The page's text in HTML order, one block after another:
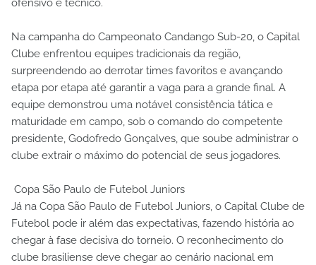
ofensivo e técnico.
Na campanha do Campeonato Candango Sub-20, o Capital
Clube enfrentou equipes tradicionais da região,
surpreendendo ao derrotar times favoritos e avançando
etapa por etapa até garantir a vaga para a grande final. A
equipe demonstrou uma notável consistência tática e
maturidade em campo, sob o comando do competente
presidente, Godofredo Gonçalves, que soube administrar o
clube extrair o máximo do potencial de seus jogadores.
Copa São Paulo de Futebol Juniors
Já na Copa São Paulo de Futebol Juniors, o Capital Clube de
Futebol pode ir além das expectativas, fazendo história ao
chegar à fase decisiva do torneio. O reconhecimento do
clube brasiliense deve chegar ao cenário nacional em